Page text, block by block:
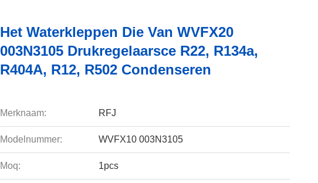
Het Waterkleppen Die Van WVFX20
003N3105 Drukregelaarsce R22, R134a,
R404A, R12, R502 Condenseren
Merknaam: RFJ
Modelnummer: WVFX10 003N3105
Moq: 1pcs